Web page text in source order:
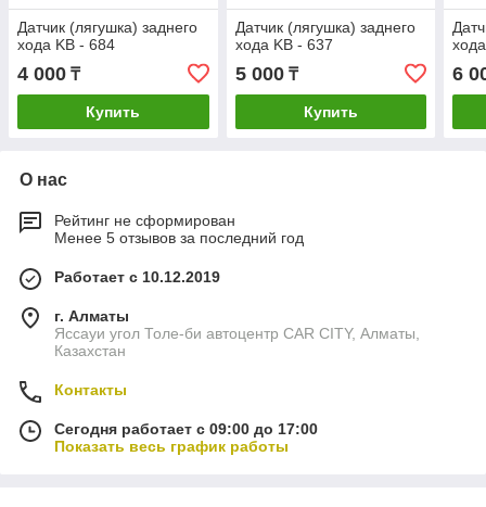
Датчик (лягушка) заднего
хода KB - 684
4 000 ₸
Купить
Датчик (лягушка) заднего
хода KB - 637
5 000₸
Купить
6
О нас
Рейтинг не сформирован
Менее 5 отзывов за последний год
Работает с 10.12.2019
г. Алматы
Яссауи угол Толе-би автоцентр CAR CITY, Алматы,
Казахстан
Контакты
Сегодня работает с 09:00 до 17:00
Показать весь график работы